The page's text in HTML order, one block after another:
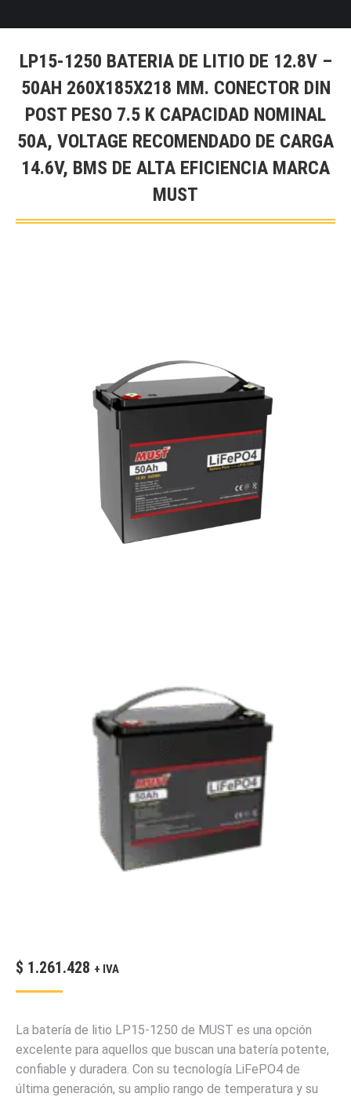
LP15-1250 BATERIA DE LITIO DE 12.8V –
50AH 260X185X218 MM. CONECTOR DIN
POST PESO 7.5 K CAPACIDAD NOMINAL
50A, VOLTAGE RECOMENDADO DE CARGA
14.6V, BMS DE ALTA EFICIENCIA MARCA
MUST
$ 1.261.428 + IVA
La batería de litio LP15-1250 de MUST es una opción
excelente para aquellos que buscan una batería potente,
confiable y duradera. Con su tecnología LiFePO4 de
última generación, su amplio rango de temperatura y su